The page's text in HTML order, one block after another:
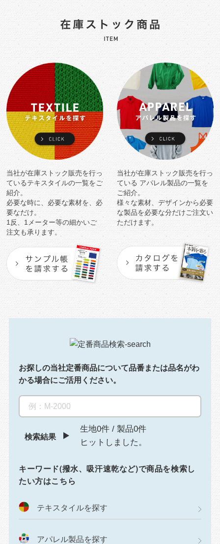
当社が在庫ストック販売を行っ
ているテキスタイルの一覧をご
紹介。
必要な時に、必要な素材を、必
要なだけ。
1反、1メーター等の細かいご
注文も承ります。
当社が在庫ストック販売を行っ
ている アパレル製品の一覧を
ご紹介。
様々な素材、デザインから必要
な製品を必要な分だけご注文い
ただけます。
お探しの当社定番商品について品番または品名がわ
かる場合にご活用ください。
検索結果
生地0件 / 製品0件
ヒットしました。
キーワード(撥水、吸汗速乾など)で商品を検索し
たい方はこちら
テキスタイルを探す
アパレル製品を探す